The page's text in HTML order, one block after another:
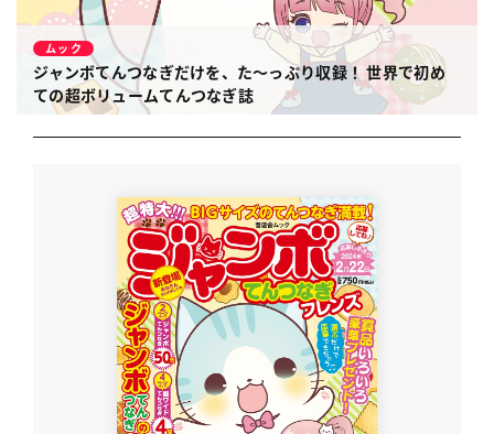
ムック
ジャンボてんつなぎだけを、た〜っぷり収録！ 世界で初め
ての超ボリュームてんつなぎ誌